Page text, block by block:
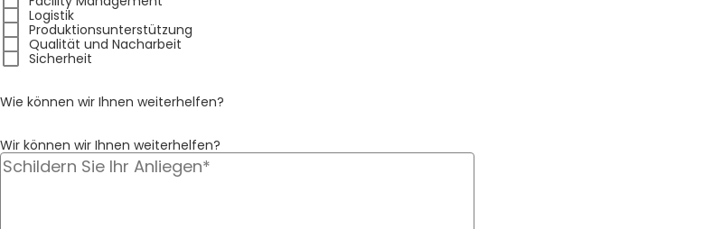
Logistik
Produktionsunterstützung
Qualität und Nacharbeit
Sicherheit
Wie können wir Ihnen weiterhelfen?
container_10863
Wir können wir Ihnen weiterhelfen?